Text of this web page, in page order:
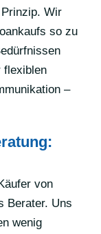
Wir
so zu
flexiblen
–
von
Berater. Uns
wenig